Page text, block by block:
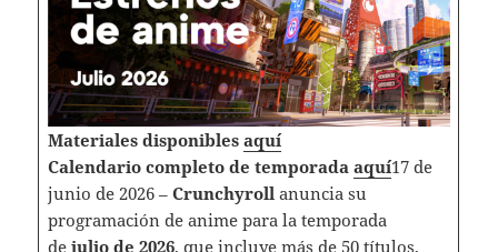
Materiales disponibles aquí
Calendario completo de temporada aquí17 de
junio de 2026 – Crunchyroll anuncia su
programación de anime para la temporada
de julio de 2026, que incluye más de 50 títulos,